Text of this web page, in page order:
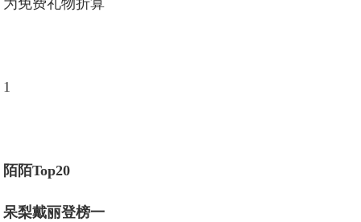
为免费礼物折算
1
陌陌Top20
呆梨戴丽登榜一